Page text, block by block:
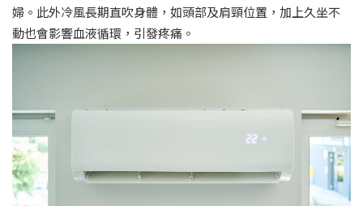
婦。此外冷風長期直吹身體，如頭部及肩頸位置，加上久坐不
動也會影響血液循環，引發疼痛。